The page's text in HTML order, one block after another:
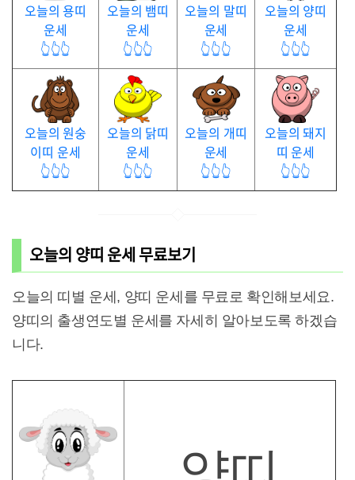
오늘의 용띠
운세
👆👆👆
오늘의 뱀띠
운세
👆👆👆
오늘의 말띠
운세
👆👆👆
오늘의 양띠
운세
👆👆👆
오늘의 원숭
이띠 운세
👆👆👆
오늘의 닭띠
운세
👆👆👆
오늘의 개띠
운세
👆👆👆
오늘의 돼지
띠 운세
👆👆👆
오늘의 양띠 운세 무료보기
오늘의 띠별 운세, 양띠 운세를 무료로 확인해보세요.
양띠의 출생연도별 운세를 자세히 알아보도록 하겠습
니다.